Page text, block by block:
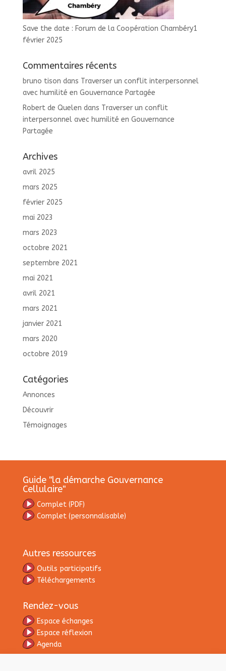
Save the date : Forum de la Coopération Chambéry1
février 2025
Commentaires récents
bruno tison dans Traverser un conflit interpersonnel
avec humilité en Gouvernance Partagée
Robert de Quelen dans Traverser un conflit
interpersonnel avec humilité en Gouvernance
Partagée
Archives
avril 2025
mars 2025
février 2025
mai 2023
mars 2023
octobre 2021
septembre 2021
mai 2021
avril 2021
mars 2021
janvier 2021
mars 2020
octobre 2019
Catégories
Annonces
Découvrir
Témoignages
Guide "la démarche Gouvernance
Cellulaire"
Complet (PDF)
Complet(personnalisable)
Autres ressources
Outils participatifs
Téléchargements
Rendez-vous
Espace échanges
Espace réflexion
Agenda